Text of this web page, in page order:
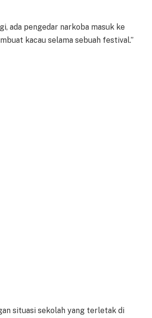
ada pengedar narkoba masuk ke
kacau selama sebuah festival.”
situasi sekolah yang terletak di